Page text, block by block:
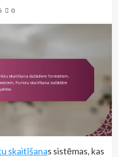
0
skaitīšanas sistēmas, kas